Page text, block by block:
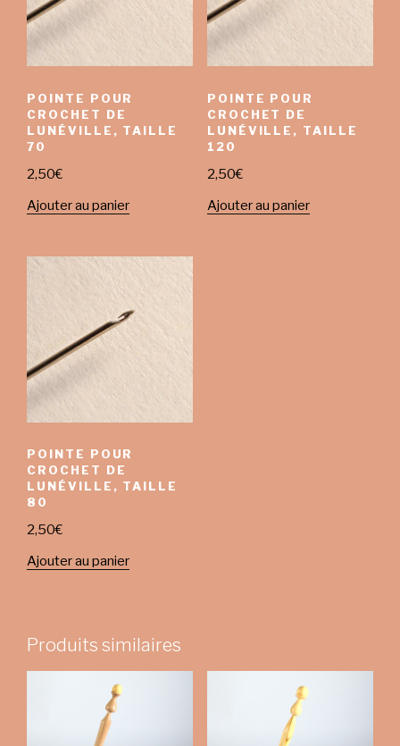
POINTE POUR
CROCHET DE
LUNÉVILLE, TAILLE
70
2,50€
Ajouter au panier
POINTE POUR
CROCHET DE
LUNÉVILLE, TAILLE
120
2,50€
Ajouter au panier
POINTE POUR
CROCHET DE
LUNÉVILLE, TAILLE
80
2,50€
Ajouter au panier
Produits similaires